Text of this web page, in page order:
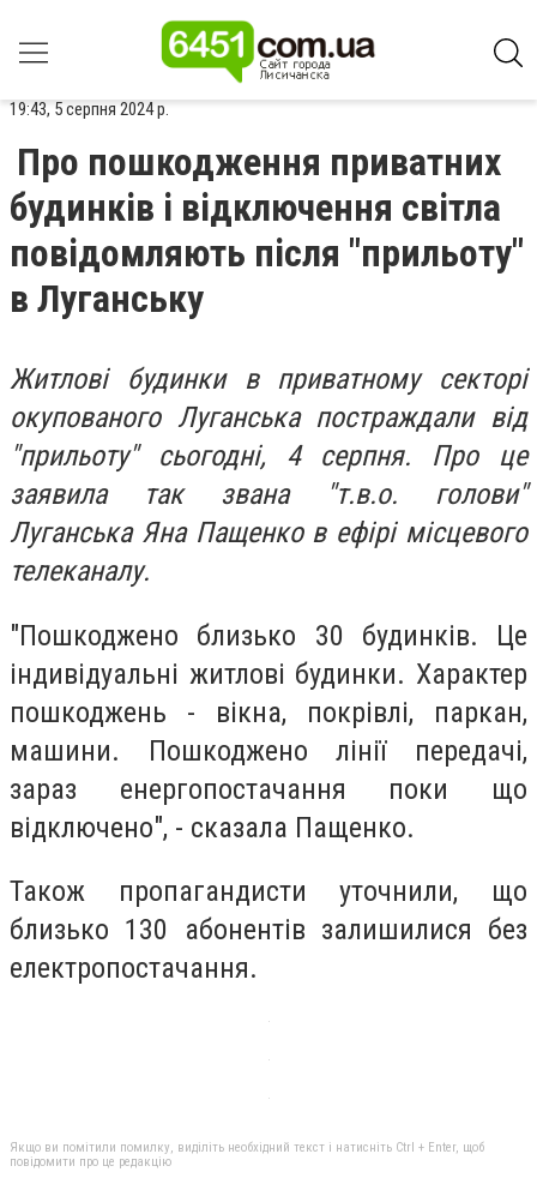
19:43, 5 серпня 2024 р.
Про пошкодження приватних
будинків і відключення світла
повідомляють після "прильоту"
в Луганську
Житлові будинки в приватному секторі
окупованого Луганська постраждали від
"прильоту" сьогодні, 4 серпня. Про це
заявила так звана "т.в.о. голови"
Луганська Яна Пащенко в ефірі місцевого
телеканалу.
"Пошкоджено близько 30 будинків. Це
індивідуальні житлові будинки. Характер
пошкоджень - вікна, покрівлі, паркан,
машини. Пошкоджено лінії передачі,
зараз енергопостачання поки що
відключено", - сказала Пащенко.
Також пропагандисти уточнили, що
близько 130 абонентів залишилися без
електропостачання.
Якщо ви помітили помилку, виділіть необхідний текст і натисніть Ctrl + Enter, щоб
повідомити про це редакцію